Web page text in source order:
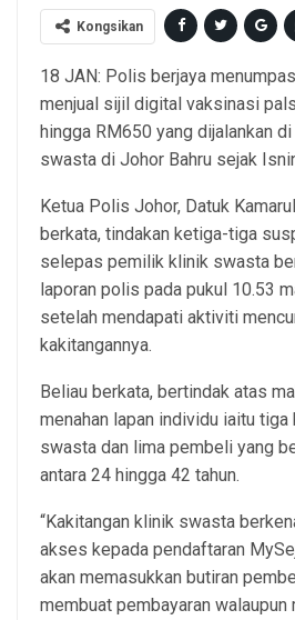
Kongsikan
18 JAN: Polis berjaya
menjual sijil digital vaksinasi
hingga RM650 yang dijalankan
swasta di Johor Bahru sejak
Ketua Polis Johor, Datuk
berkata, tindakan ketiga-tiga
selepas pemilik klinik swasta
laporan polis pada pukul 10.53
setelah mendapati aktiviti
kakitangannya.
Beliau berkata, bertindak atas
menahan lapan individu iaitu
swasta dan lima pembeli yang
antara 24 hingga 42 tahun.
“Kakitangan klinik swasta
akses kepada pendaftaran
akan memasukkan butiran
membuat pembayaran walaupun